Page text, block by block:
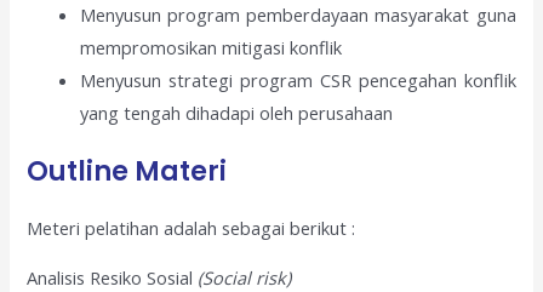
Menyusun program pemberdayaan masyarakat guna
mempromosikan mitigasi konflik
Menyusun strategi program CSR pencegahan konflik
yang tengah dihadapi oleh perusahaan
Outline Materi
Meteri pelatihan adalah sebagai berikut :
Analisis Resiko Sosial (Social risk)